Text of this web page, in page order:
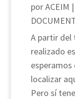
porACEIM |
A partir del
realizado
localizar
Pero sí